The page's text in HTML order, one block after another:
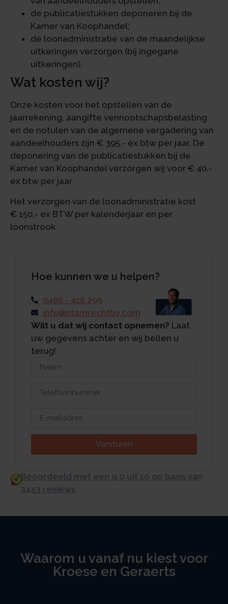
de publicatiestukken deponeren bij de
Kamer van Koophandel;
de loonadministratie van de maandelijkse
uitkeringen verzorgen (bij ingegane
uitkeringen).
Wat kosten wij?
Onze kosten voor het opstellen van de
jaarrekening, aangifte vennootschapsbelasting
en de notulen van de algemene vergadering van
aandeelhouders zijn € 395,- ex btw per jaar. De
deponering van de publicatiestukken bij de
Kamer van Koophandel verzorgen wij voor € 40,-
ex btw per jaar.
Het verzorgen van de loonadministratie kost
€ 150,- ex BTW per kalenderjaar en per
loonstrook.
Hoe kunnen we u helpen?
0486 - 416 299
info@stamrechtbv.com
Wilt u dat wij contact opnemen? Laat
uw gegevens achter en wij bellen u
terug!
Versturen
Beoordeeld met een 9.0 uit 10 op basis van
3453 reviews
Waarom u vanaf nu kiest voor
Kroese en Geraerts